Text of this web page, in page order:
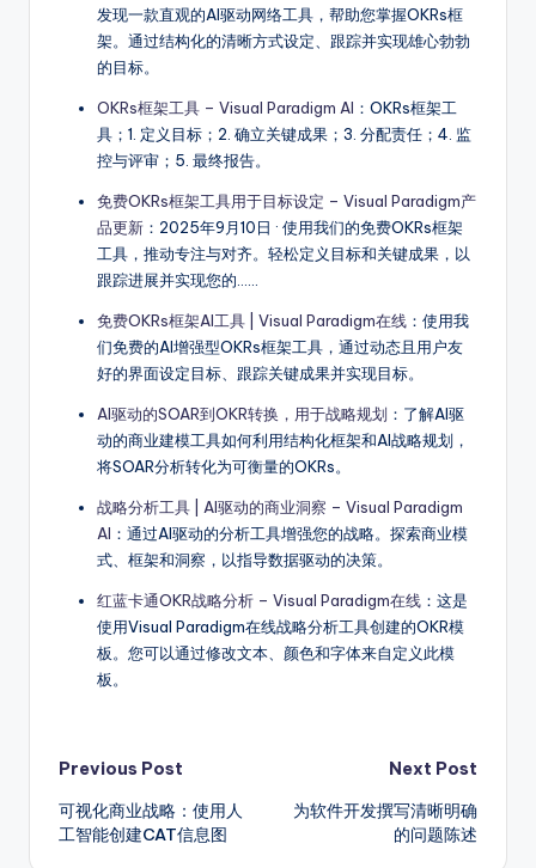
发现一款直观的AI驱动网络工具，帮助您掌握OKRs框
架。通过结构化的清晰方式设定、跟踪并实现雄心勃勃
的目标。
OKRs框架工具 – Visual Paradigm AI ：OKRs框架工
具；1. 定义目标；2. 确立关键成果；3. 分配责任；4. 监
控与评审；5. 最终报告。
免费OKRs框架工具用于目标设定 – Visual Paradigm产
品更新 ：2025年9月10日 · 使用我们的免费OKRs框架
工具，推动专注与对齐。轻松定义目标和关键成果，以
跟踪进展并实现您的……
免费OKRs框架AI工具 | Visual Paradigm在线 ：使用我
们免费的AI增强型OKRs框架工具，通过动态且用户友
好的界面设定目标、跟踪关键成果并实现目标。
AI驱动的SOAR到OKR转换，用于战略规划 ：了解AI驱
动的商业建模工具如何利用结构化框架和AI战略规划，
将SOAR分析转化为可衡量的OKRs。
战略分析工具 | AI驱动的商业洞察 – Visual Paradigm
AI ：通过AI驱动的分析工具增强您的战略。探索商业模
式、框架和洞察，以指导数据驱动的决策。
红蓝卡通OKR战略分析 – Visual Paradigm在线 ：这是
使用Visual Paradigm在线战略分析工具创建的OKR模
板。您可以通过修改文本、颜色和字体来自定义此模
板。
Post
navigation
Previous Post
可视化商业战略：使用人
工智能创建CAT信息图
Next Post
为软件开发撰写清晰明确
的问题陈述